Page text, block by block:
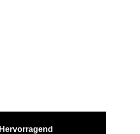
Hervorragend